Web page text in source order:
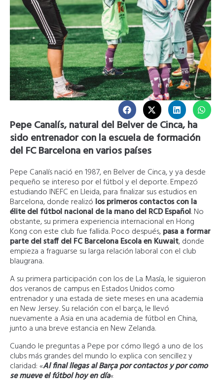
Pepe Canalís, natural del Belver de Cinca, ha
sido entrenador con la escuela de formación
del FC Barcelona en varios países
Pepe Canalís nació en 1987, en Belver de Cinca, y ya desde
pequeño se intereso por el fútbol y el deporte. Empezó
estudiando INEFC en Lleida, para finalizar sus estudios en
Barcelona, donde realizó los primeros contactos con la
élite del fútbol nacional de la mano del RCD Español. No
obstante, su primera experiencia internacional en Hong
Kong con este club fue fallida. Poco después,pasa a formar
parte del staff del FC Barcelona Escola en Kuwait, donde
empieza a fraguarse su larga relación laboral con el club
blaugrana.
A su primera participación con los de La Masía, le siguieron
dos veranos de campus en Estados Unidos como
entrenador y una estada de siete meses en una academia
en New Jersey. Su relación con el barça, le llevó
nuevamente a Asia en una academia de fútbol en China,
junto a una breve estancia en New Zelanda.
Cuando le preguntas a Pepe por cómo llegó a uno de los
clubs más grandes del mundo lo explica con sencillez y
claridad: «Al final llegas al Barça por contactos y por como
se mueve el fútbol hoy en día«